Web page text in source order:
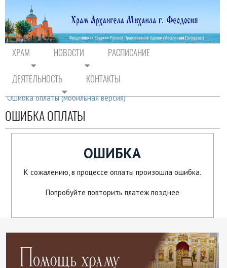
ХРАМ НОВОСТИ РАСПИСАНИЕ
ДЕЯТЕЛЬНОСТЬ КОНТАКТЫ
Ошибка оплаты (мобильная версия)
ОШИБКА ОПЛАТЫ
ОШИБКА
К сожалению, в процессе оплаты произошла ошибка.
Попробуйте повторить платеж позднее